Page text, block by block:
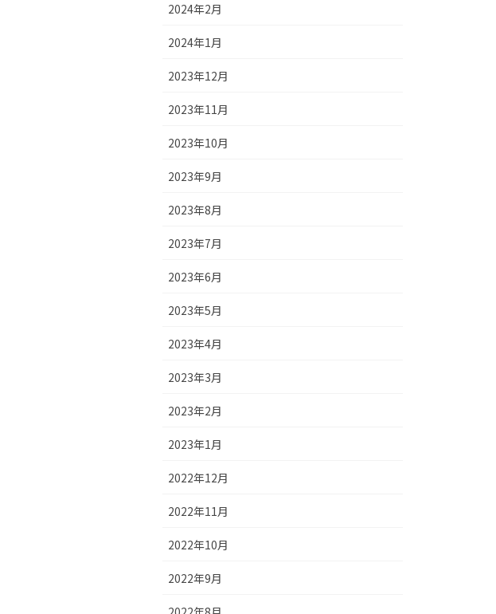
2024年2月
2024年1月
2023年12月
2023年11月
2023年10月
2023年9月
2023年8月
2023年7月
2023年6月
2023年5月
2023年4月
2023年3月
2023年2月
2023年1月
2022年12月
2022年11月
2022年10月
2022年9月